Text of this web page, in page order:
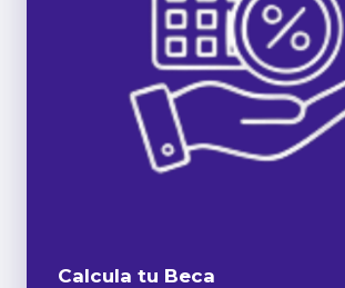
Calcula tu Beca